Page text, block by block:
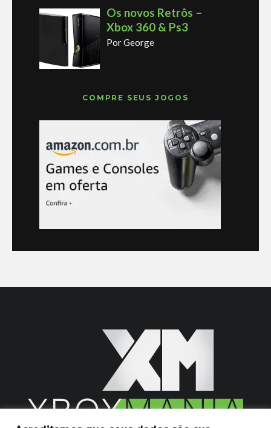
Os novos Retrôs –
Xbox 360 & Ps3
Por George
COMPRE SEUS JOGOS